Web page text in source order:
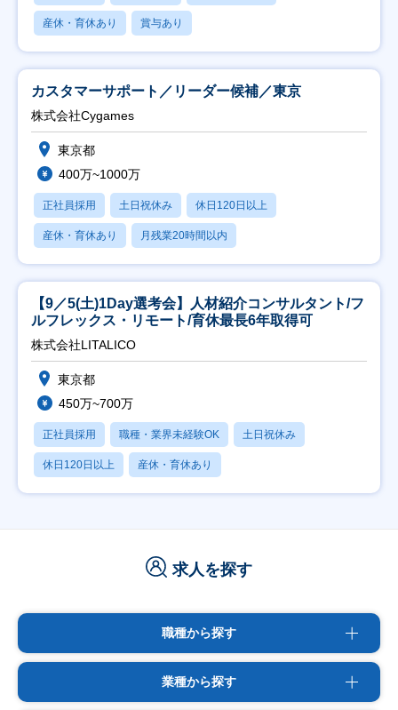
産休・育休あり 賞与あり
カスタマーサポート／リーダー候補／東京
株式会社Cygames
東京都
400万~1000万
正社員採用 土日祝休み 休日120日以上
産休・育休あり 月残業20時間以内
【9／5(土)1Day選考会】人材紹介コンサルタント/フ
ルフレックス・リモート/育休最長6年取得可
株式会社LITALICO
東京都
450万~700万
正社員採用 職種・業界未経験OK 土日祝休み
休日120日以上 産休・育休あり
求人を探す
職種から探す
業種から探す